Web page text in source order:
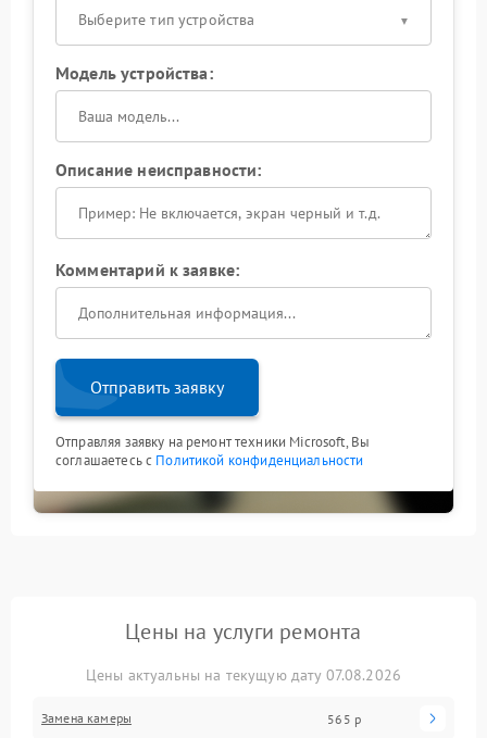
Выберите тип устройства
Модель устройства:
Описание неисправности:
Комментарий к заявке:
Отправить заявку
Отправляя заявку на ремонт техники Microsoft, Вы
соглашаетесь с Политикой конфиденциальности
Цены на услуги ремонта
Цены актуальны на текущую дату 07.08.2026
Замена камеры 565 р